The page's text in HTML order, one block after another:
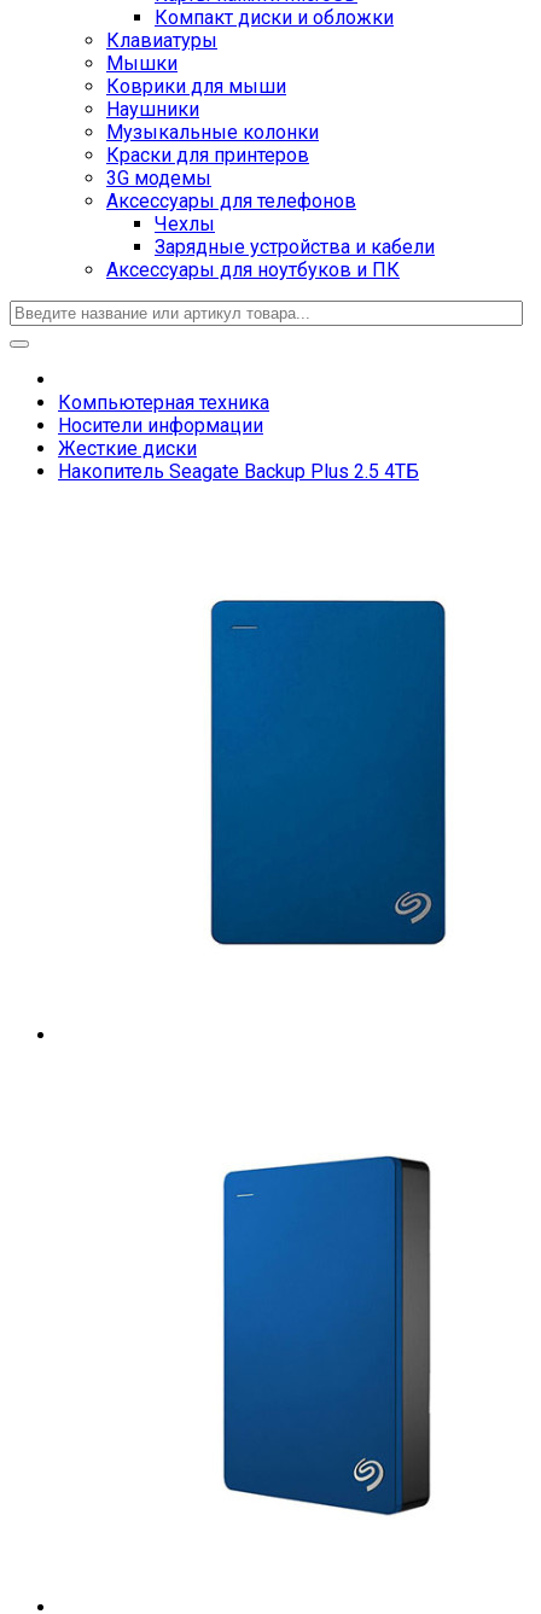
Компакт диски и обложки
Клавиатуры
Мышки
Коврики для мыши
Наушники
Музыкальные колонки
Краски для принтеров
3G модемы
Аксессуары для телефонов
Чехлы
Зарядные устройства и кабели
Аксессуары для ноутбуков и ПК
Компьютерная техника
Носители информации
Жесткие диски
Накопитель Seagate Backup Plus 2.5 4ТБ